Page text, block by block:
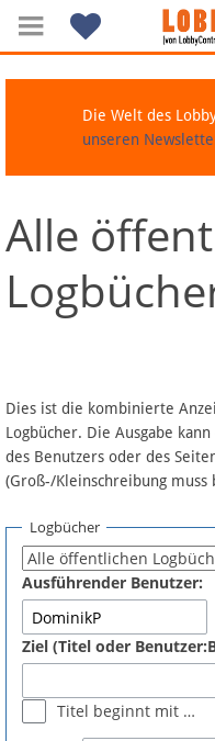
Navigation
Über Lobbypedia
Artikel nach Kategorien
FAQ
Fördermitglied werden
Fehler melden
Newsletter
Die Welt des
unseren
Alle
Dies ist die kombinierte
Logbücher. Die Ausgabe
des Benutzers oder des
(Groß-/Kleinschreibung muss
Logbücher
Ausführender Benutzer:
Ziel (Titel oder
Titel beginnt mit …